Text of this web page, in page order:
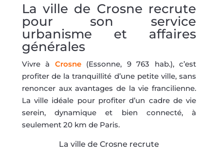
La ville de Crosne recrute
pour son service
urbanisme et affaires
générales
Vivre à Crosne(Essonne, 9 763 hab.), c’est
profiter de la tranquillité d’une petite ville, sans
renoncer aux avantages de la vie francilienne.
La ville idéale pour profiter d’un cadre de vie
serein, dynamique et bien connecté, à
seulement 20 km de Paris.
La ville de Crosne recrute